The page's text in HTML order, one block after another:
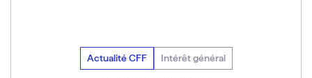
Actualité CFF Intérêt général